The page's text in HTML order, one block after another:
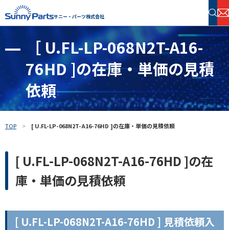
サニー・パーツ株式会社
半導体・電子部品 在庫検索
フリーワードで探す
［ U.FL-LP-068N2T-A16-
76HD ]の在庫・単価の見積
依頼
TOP [ U.FL-LP-068N2T-A16-76HD ]の在庫・単価の見積依頼
[ U.FL-LP-068N2T-A16-76HD ]の在
庫・単価の見積依頼
[ U.FL-LP-068N2T-A16-76HD ] 見積依頼入